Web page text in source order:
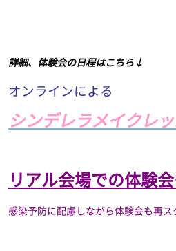
詳細、体験会の日程はこちら↓
オンラインによる
シンデレラメイクレ
リアル会場での体験
感染予防に配慮しながら体験会も再ス